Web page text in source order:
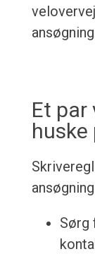
Et par
huske
Sørg